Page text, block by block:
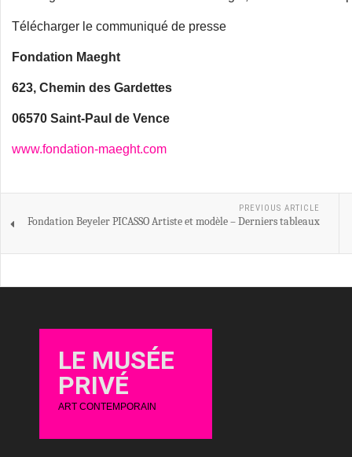
Télécharger le communiqué de presse
Fondation Maeght
623, Chemin des Gardettes
06570 Saint-Paul de Vence
www.fondation-maeght.com
PREVIOUS ARTICLE
Fondation Beyeler PICASSO Artiste et modèle – Derniers tableaux
LE MUSÉE
PRIVÉ
ART CONTEMPORAIN